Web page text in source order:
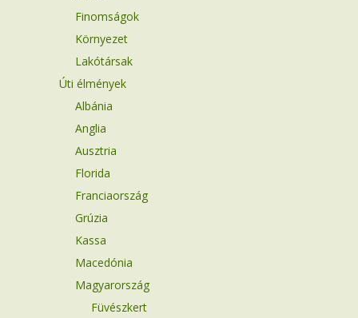
Finomságok
Környezet
Lakótársak
Úti élmények
Albánia
Anglia
Ausztria
Florida
Franciaország
Grúzia
Kassa
Macedónia
Magyarország
Füvészkert